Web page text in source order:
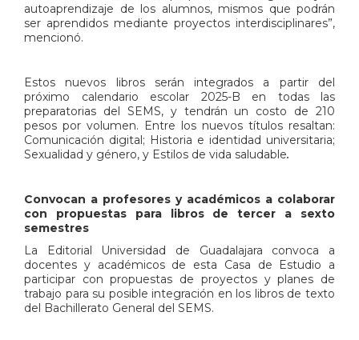
autoaprendizaje de los alumnos, mismos que podrán
ser aprendidos mediante proyectos interdisciplinares”,
mencionó.
Estos nuevos libros serán integrados a partir del
próximo calendario escolar 2025-B en todas las
preparatorias del SEMS, y tendrán un costo de 210
pesos por volumen. Entre los nuevos títulos resaltan:
Comunicación digital; Historia e identidad universitaria;
Sexualidad y género, y Estilos de vida saludable.
Convocan a profesores y académicos a colaborar
con propuestas para libros de tercer a sexto
semestres
La Editorial Universidad de Guadalajara convoca a
docentes y académicos de esta Casa de Estudio a
participar con propuestas de proyectos y planes de
trabajo para su posible integración en los libros de texto
del Bachillerato General del SEMS.